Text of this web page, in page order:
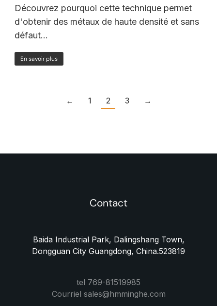
Découvrez pourquoi cette technique permet
d'obtenir des métaux de haute densité et sans
défaut...
En savoir plus
← 1 2 3 →
Contact
Baida Industrial Park, Dalingshang Town,
Dongguan City Guangdong, China.523819
tel 769-81519985
Courriel sales@hmminghe.com